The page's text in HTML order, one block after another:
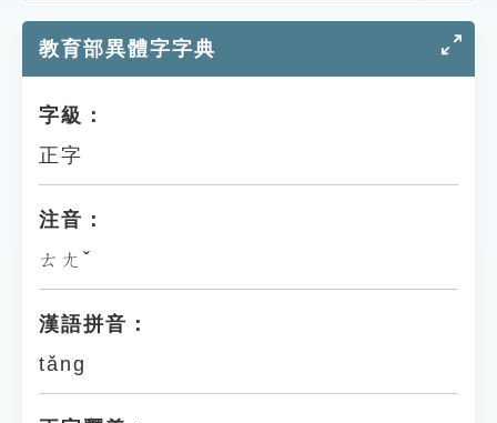
貓頭鷹博士
教育部異體字字典
字級：
正字
注音：
ㄊㄤˇ
漢語拼音：
tǎng